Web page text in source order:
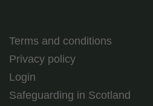
Terms and conditions
Privacy policy
Login
Safeguarding in Scotland